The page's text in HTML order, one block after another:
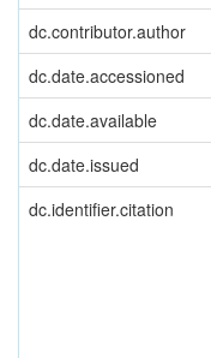
dc.contributor.author
dc.date.accessioned
dc.date.available
dc.date.issued
dc.identifier.citation